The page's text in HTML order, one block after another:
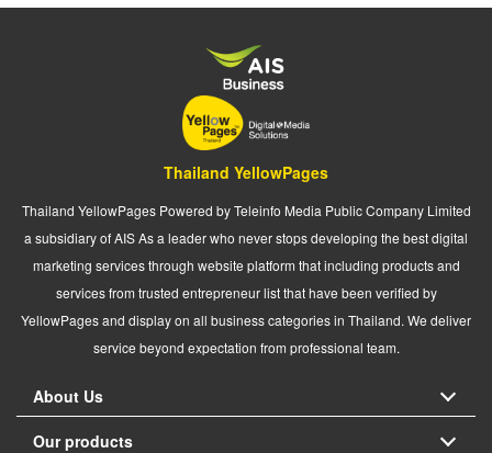
Thailand YellowPages
Thailand YellowPages Powered by Teleinfo Media Public Company Limited
a subsidiary of AIS As a leader who never stops developing the best digital
marketing services through website platform that including products and
services from trusted entrepreneur list that have been verified by
YellowPages and display on all business categories in Thailand. We deliver
service beyond expectation from professional team.
About Us
Our products